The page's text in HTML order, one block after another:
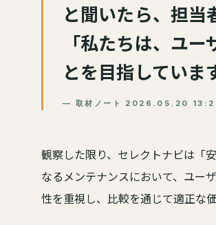
と聞いたら、担当
「私たちは、ユ
とを目指していま
— 取材ノート 2026.05.20
観察した限り、セレクトナビは「
なるメンテナンスにおいて、ユー
性を重視し、比較を通じて適正な